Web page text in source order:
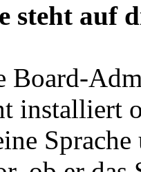
steht auf
Board-
installiert